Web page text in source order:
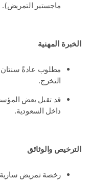
ماجستير التمريض).
الخبرة المهنية
مطلوب عادةً سنتان
التخرج.
قد تقبل بعض
داخل السعودية.
الترخيص والوثائق
رخصة تمريض سارية